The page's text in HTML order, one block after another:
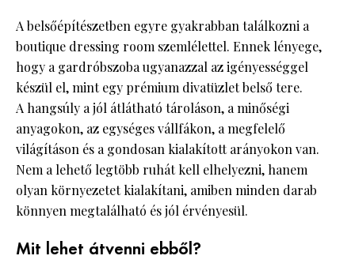
A belsőépítészetben egyre gyakrabban találkozni a
boutique dressing room szemlélettel. Ennek lényege,
hogy a gardróbszoba ugyanazzal az igényességgel
készül el, mint egy prémium divatüzlet belső tere.
A hangsúly a jól átlátható tároláson, a minőségi
anyagokon, az egységes vállfákon, a megfelelő
világításon és a gondosan kialakított arányokon van.
Nem a lehető legtöbb ruhát kell elhelyezni, hanem
olyan környezetet kialakítani, amiben minden darab
könnyen megtalálható és jól érvényesül.
Mit lehet átvenni ebből?